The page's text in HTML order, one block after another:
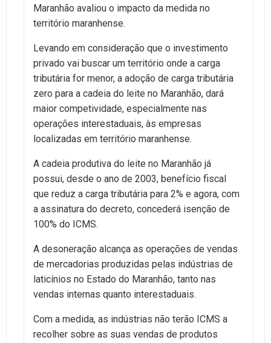
Maranhão avaliou o impacto da medida no
território maranhense.
Levando em consideração que o investimento
privado vai buscar um território onde a carga
tributária for menor, a adoção de carga tributária
zero para a cadeia do leite no Maranhão, dará
maior competividade, especialmente nas
operações interestaduais, às empresas
localizadas em território maranhense.
A cadeia produtiva do leite no Maranhão já
possui, desde o ano de 2003, benefício fiscal
que reduz a carga tributária para 2% e agora, com
a assinatura do decreto, concederá isenção de
100% do ICMS.
A desoneração alcança as operações de vendas
de mercadorias produzidas pelas indústrias de
laticínios no Estado do Maranhão, tanto nas
vendas internas quanto interestaduais.
Com a medida, as indústrias não terão ICMS a
recolher sobre as suas vendas de produtos